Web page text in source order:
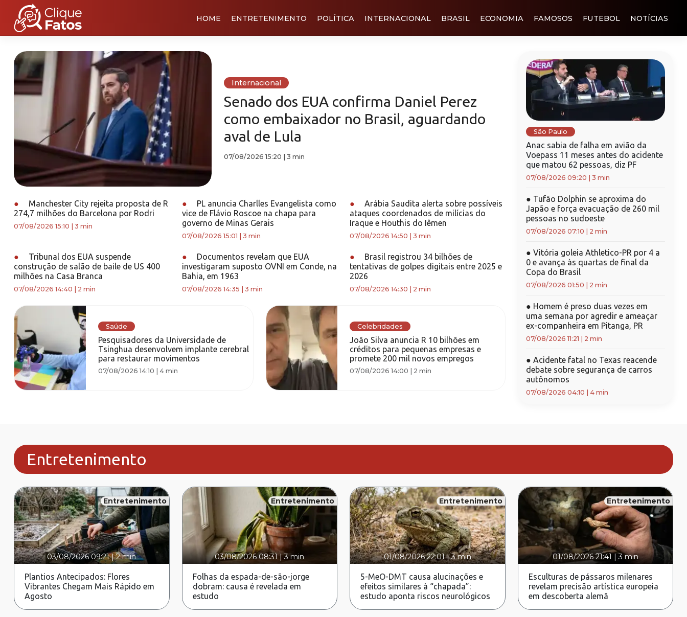
HOME ENTRETENIMENTO POLÍTICA INTERNACIONAL BRASIL ECONOMIA FAMOSOS FUTEBOL NOTÍCIAS
Internacional
Senado dos EUA confirma Daniel Perez
como embaixador no Brasil, aguardando
aval de Lula
07/08/2026 15:20 3 min
●
Manchester City rejeita proposta de R
274,7 milhões do Barcelona por Rodri
07/08/2026 15:10 3 min
●
PL anuncia Charlles Evangelista como
vice de Flávio Roscoe na chapa para
governo de Minas Gerais
07/08/2026 15:01 3 min
●
Arábia Saudita alerta sobre possíveis
ataques coordenados de milícias do
Iraque e Houthis do Iêmen
07/08/2026 14:50 3 min
●
Tribunal dos EUA suspende
construção de salão de baile de US 400
milhões na Casa Branca
07/08/2026 14:40 2 min
●
Documentos revelam que EUA
investigaram suposto OVNI em Conde, na
Bahia, em 1963
07/08/2026 14:35 3 min
●
Brasil registrou 34 bilhões de
tentativas de golpes digitais entre 2025 e
2026
07/08/2026 14:30 2 min
Saúde
Pesquisadores da Universidade de
Tsinghua desenvolvem implante cerebral
para restaurar movimentos
07/08/2026 14:10 | 4 min
Celebridades
João Silva anuncia R 10 bilhões em
créditos para pequenas empresas e
promete 200 mil novos empregos
07/08/2026 14:00 | 2 min
São Paulo
Anac sabia de falha em avião da
Voepass 11 meses antes do acidente
que matou 62 pessoas, diz PF
07/08/2026 09:20 3 min
● Tufão Dolphin se aproxima do
Japão e força evacuação de 260 mil
pessoas no sudoeste
07/08/2026 07:10 2 min
● Vitória goleia Athletico-PR por 4 a
0 e avança às quartas de final da
Copa do Brasil
07/08/2026 01:50 2 min
● Homem é preso duas vezes em
uma semana por agredir e ameaçar
ex-companheira em Pitanga, PR
07/08/2026 11:21 2 min
● Acidente fatal no Texas reacende
debate sobre segurança de carros
autônomos
07/08/2026 04:10 4 min
Entretenimento
Entretenimento
03/08/2026 09:21|2 min
Plantios Antecipados: Flores
Vibrantes Chegam Mais Rápido em
Agosto
Entretenimento
03/08/2026 08:31|3 min
Folhas da espada-de-são-jorge
dobram: causa é revelada em
estudo
Entretenimento
01/08/2026 22:01|3 min
5-MeO-DMT causa alucinações e
efeitos similares à “chapada”:
estudo aponta riscos neurológicos
Entretenimento
01/08/2026 21:41 |3 min
Esculturas de pássaros milenares
revelam precisão artística europeia
em descoberta alemã